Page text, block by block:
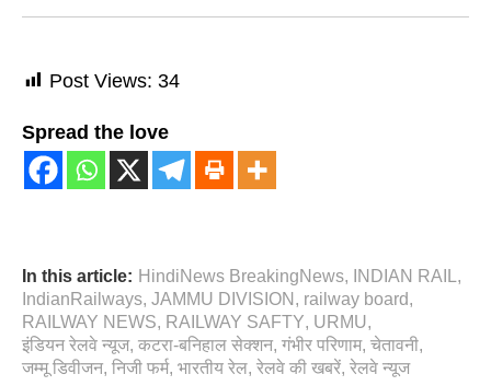
Post Views: 34
Spread the love
In this article: HindiNews BreakingNews, INDIAN RAIL ,
IndianRailways, JAMMU DIVISION , railway board,
RAILWAY NEWS, RAILWAY SAFTY, URMU,
इंडियन रेलवे न्यूज, कटरा-बनिहाल सेक्शन, गंभीर परिणाम, चेतावनी,
जम्मू डिवीजन, निजी फर्म, भारतीय रेल, रेलवे की खबरें, रेलवे न्‍यूज